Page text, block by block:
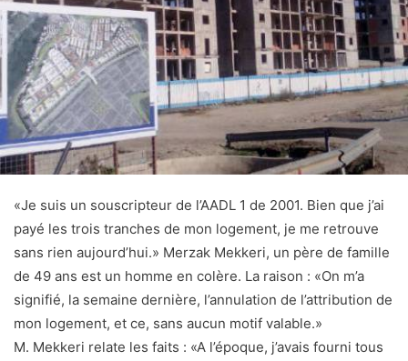
«Je suis un souscripteur de l’AADL 1 de 2001. Bien que j’ai
payé les trois tranches de mon logement, je me retrouve
sans rien aujourd’hui.» Merzak Mekkeri, un père de famille
de 49 ans est un homme en colère. La raison : «On m’a
signifié, la semaine dernière, l’annulation de l’attribution de
mon logement, et ce, sans aucun motif valable.»
M. Mekkeri relate les faits : «A l’époque, j’avais fourni tous